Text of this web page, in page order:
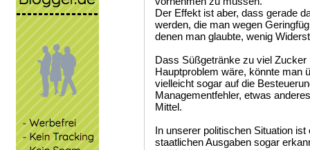
Der Effekt ist aber, dass gerade
werden, die man wegen
denen man glaubte, wenig
Dass Süßgetränke zu viel
Hauptproblem wäre, könnte man
vielleicht sogar auf die
Managementfehler, etwas
Mittel.
In unserer politischen Situation
staatlichen Ausgaben sogar